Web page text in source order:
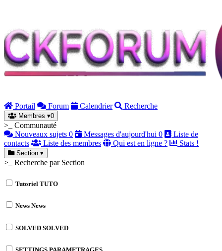
Portail Forum Calendrier Recherche
Membres ▾0
>_ Communauté
Nouveaux sujets 0 Messages d'aujourd'hui 0
Liste de
contacts
Liste des membres Qui est en ligne ? Stats !
Section ▾
>_ Recherche par Section
Tutoriel TUTO
News News
SOLVED SOLVED